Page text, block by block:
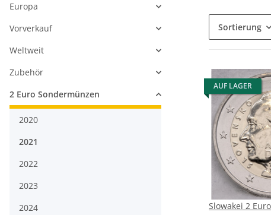
Sortierung
AUF LAGER
Slowakei 2
Europa
Vorverkauf
Weltweit
Zubehör
2 Euro Sondermünzen
2020
2021
2022
2023
2024